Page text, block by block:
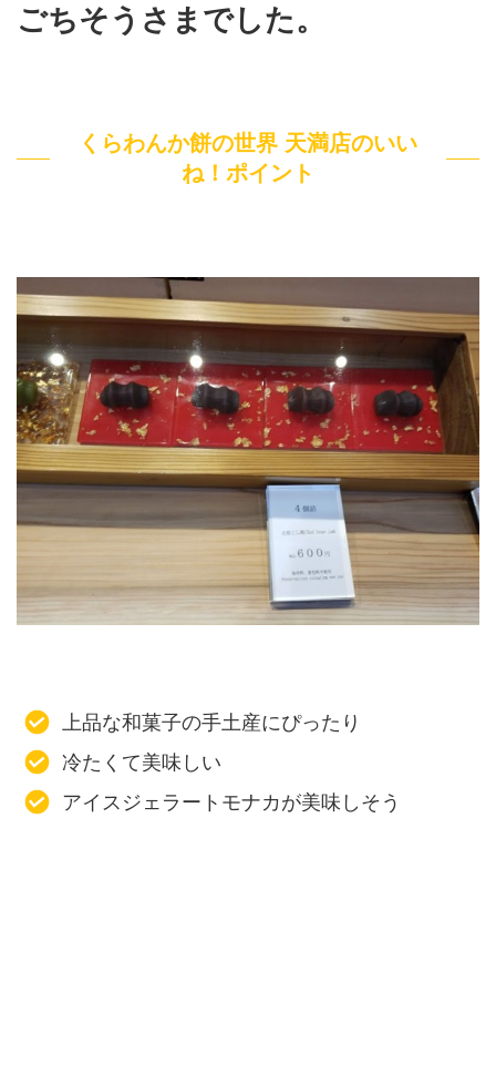
ごちそうさまでした。
くらわんか餅の世界 天満店のいい
ね！ポイント
上品な和菓子の手土産にぴったり
冷たくて美味しい
アイスジェラートモナカが美味しそう